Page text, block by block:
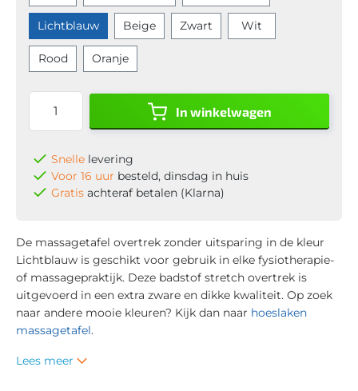
Lichtblauw Beige Zwart Wit
Rood Oranje
In winkelwagen
Snelle levering
Voor 16 uur besteld, dinsdag in huis
Gratis achteraf betalen (Klarna)
De massagetafel overtrek zonder uitsparing in de kleur
Lichtblauw is geschikt voor gebruik in elke fysiotherapie-
of massagepraktijk. Deze badstof stretch overtrek is
uitgevoerd in een extra zware en dikke kwaliteit. Op zoek
naar andere mooie kleuren? Kijk dan naar hoeslaken
massagetafel.
Lees meer